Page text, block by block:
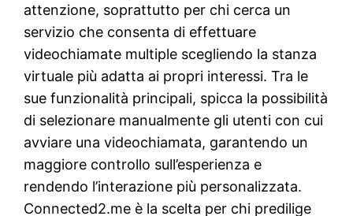
attenzione, soprattutto per chi cerca un
servizio che consenta di effettuare
videochiamate multiple scegliendo la stanza
virtuale più adatta ai propri interessi. Tra le
sue funzionalità principali, spicca la possibilità
di selezionare manualmente gli utenti con cui
avviare una videochiamata, garantendo un
maggiore controllo sull’esperienza e
rendendo l’interazione più personalizzata.
Connected2.me è la scelta per chi predilige